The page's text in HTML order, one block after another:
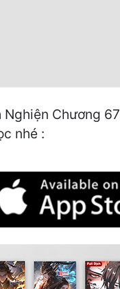
Chương
nhé :